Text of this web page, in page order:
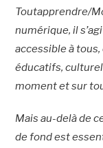
Toutapprendre/
numérique, il
accessible à
éducatifs,
moment et sur
Mais au-delà de
de fond est